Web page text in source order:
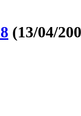
(13/04/